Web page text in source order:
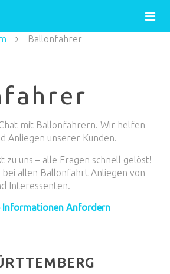
Ballonfahrer
mit Ballonfahrern. Wir helfen
Anliegen unserer Kunden.
zu uns – alle Fragen schnell gelöst!
allen Ballonfahrt Anliegen von
Interessenten.
Informationen Anfordern